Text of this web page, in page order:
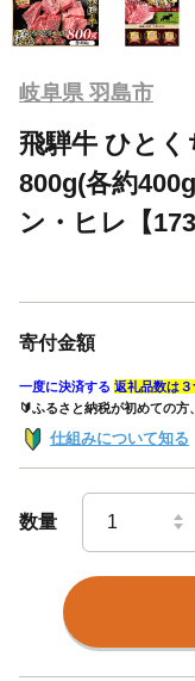
岐阜県 羽島市
飛騨牛 ひと
800g(各約
ン・ヒレ【
寄付金額
一度に決済する 返礼品数は
🔰ふるさと納税が初めての方
仕組みについて知る
数量